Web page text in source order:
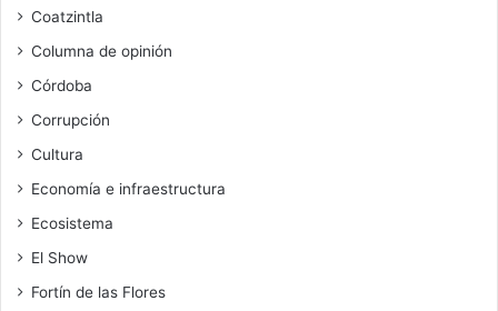
Coatzintla
Columna de opinión
Córdoba
Corrupción
Cultura
Economía e infraestructura
Ecosistema
El Show
Fortín de las Flores